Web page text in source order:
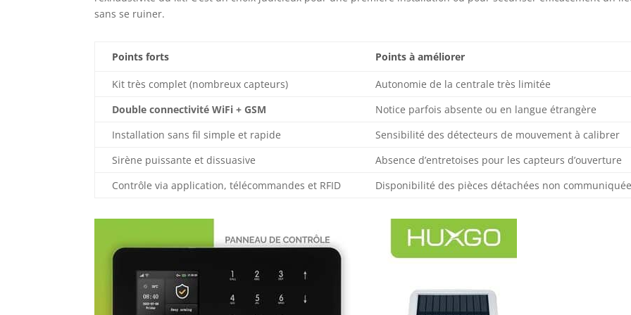
sans se ruiner.
Points forts Points à améliorer
Kit très complet (nombreux capteurs)
Autonomie de la centrale très limitée
Double connectivité WiFi + GSM
Notice parfois absente ou en langue étrangère
Installation sans fil simple et rapide
Sensibilité des détecteurs de mouvement à calibrer
Sirène puissante et dissuasive
Absence d’entretoises pour les capteurs d’ouverture
Contrôle via application, télécommandes et RFID
Disponibilité des pièces détachées non